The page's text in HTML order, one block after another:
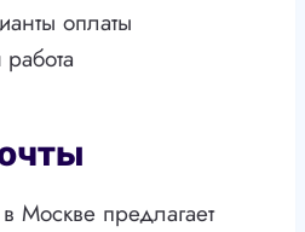
оплаты
работа
Москве предлагает